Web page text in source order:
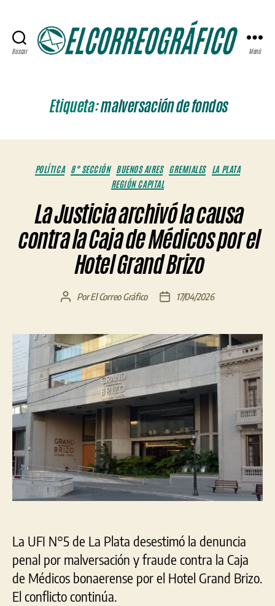
Buscar Menú
Etiqueta:malversación de fondos
Categorías
POLÍTICA 8° SECCIÓN BUENOS AIRES GREMIALES
LA PLATA
REGIÓN CAPITAL
La Justicia archivó la causa
contra la Caja de Médicos por el
Hotel Grand Brizo
Autor
entrada
PorEl Correo Gráfico
Fecha
entrada
17/04/2026
La UFI N°5 de La Plata desestimó la denuncia
penal por malversación y fraude contra la Caja
de Médicos bonaerense por el Hotel Grand Brizo.
El conflicto continúa.